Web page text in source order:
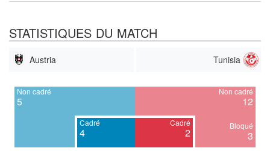
STATISTIQUES DU MATCH
Austria Tunisia
Non cadré
5
Cadré
4
Cadré
2
Non cadré
12
Bloqué
3